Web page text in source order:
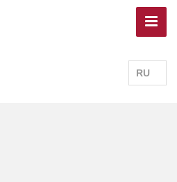
RU